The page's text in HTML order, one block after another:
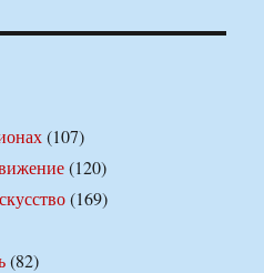
(107)
(120)
(169)
(82)